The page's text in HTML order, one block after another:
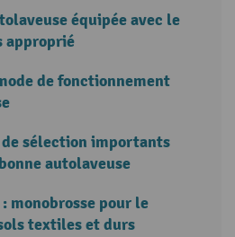
équipée avec le
approprié
de fonctionnement
sélection importants
autolaveuse
monobrosse pour le
textiles et durs